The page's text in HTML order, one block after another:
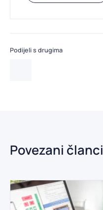
Podijeli s drugima
Povezani članci